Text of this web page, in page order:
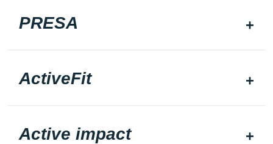
PRESA
ActiveFit
Active impact